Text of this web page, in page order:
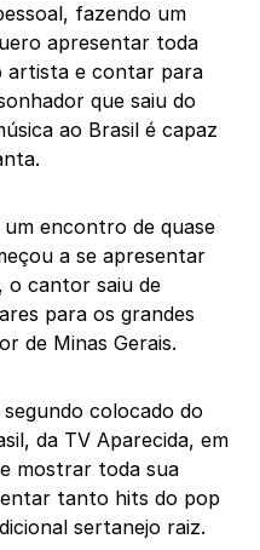
fazendo um
apresentar toda
artista e contar para
que saiu do
ao Brasil é capaz
encontro de quase
a se apresentar
o cantor saiu de
para os grandes
de Minas Gerais.
colocado do
da TV Aparecida, em
mostrar toda sua
tanto hits do pop
sertanejo raiz.